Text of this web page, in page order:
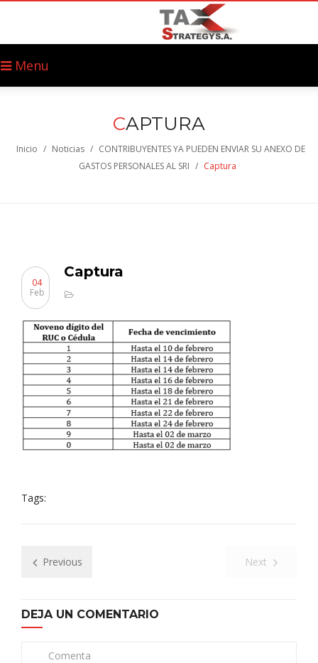
Menu
CAPTURA
Inicio / Noticias / CONTRIBUYENTES YA PUEDEN ENVIAR SU ANEXO DE
GASTOS PERSONALES AL SRI / Captura
Captura
04
Feb
Tags:
Previous Next
DEJA UN COMENTARIO
Comenta